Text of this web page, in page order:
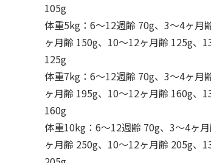
105g
体重5kg：6～12週齢 70g、3～4ヶ月
ヶ月齢 150g、10～12ヶ月齢 125g、
125g
体重7kg：6～12週齢 70g、3～4ヶ月
ヶ月齢 195g、10～12ヶ月齢 160g、
160g
体重10kg：6～12週齢 70g、3～4ヶ
ヶ月齢 250g、10～12ヶ月齢 205g、